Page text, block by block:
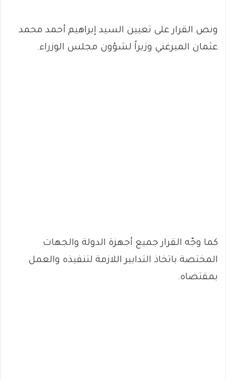
ونص القرار على تعيين السيد إبراهيم أحمد محمد
عثمان الميرغني وزيراً لشؤون مجلس الوزراء.
كما وجّه القرار جميع أجهزة الدولة والجهات
المختصة باتخاذ التدابير اللازمة لتنفيذه والعمل
بمقتضاه.